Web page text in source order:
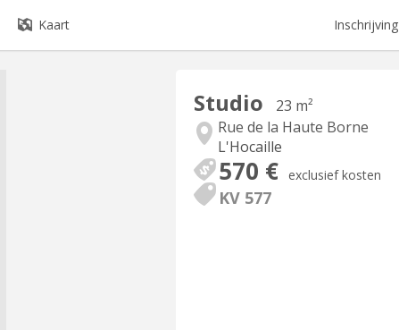
Kaart Inschrijving
Studio
23 m²
Rue de la Haute Borne
L'Hocaille
570 € exclusief kosten
KV 577